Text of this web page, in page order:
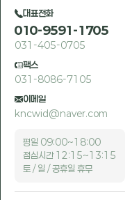
대표전화
010-9591-1705
031-405-0705
팩스
031-8086-7105
이메일
kncwid@naver.com
평일 09:00~18:00
점심시간 12:15~13:15
토 / 일 / 공휴일 휴무